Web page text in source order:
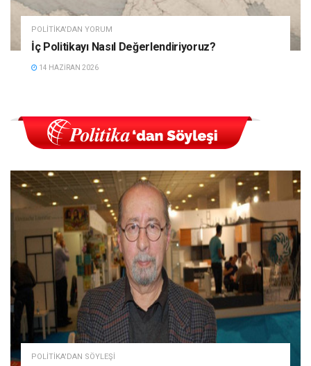
POLITIKA'DAN YORUM
İç Politikayı Nasıl Değerlendiriyoruz?
14 HAZIRAN 2026
POLITIKA'DAN SÖYLEŞI